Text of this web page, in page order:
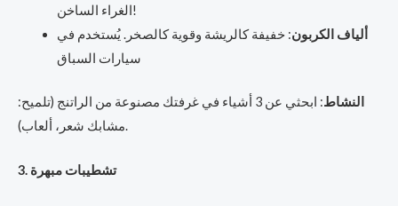
الغراء الساخن!
ألياف الكربون: خفيفة كالريشة وقوية كالصخر. يُستخدم في
سيارات السباق
النشاط
: ابحثي عن 3 أشياء في غرفتك مصنوعة من الراتنج (تلميح:
مشابك شعر، ألعاب).
3. تشطيبات مبهرة